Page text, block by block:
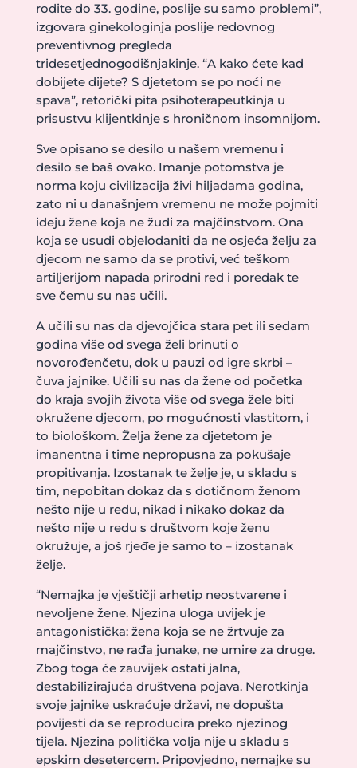
rodite do 33. godine, poslije su samo problemi”,
izgovara ginekologinja poslije redovnog
preventivnog pregleda
tridesetjednogodišnjakinje. “A kako ćete kad
dobijete dijete? S djetetom se po noći ne
spava”, retorički pita psihoterapeutkinja u
prisustvu klijentkinje s hroničnom insomnijom.
Sve opisano se desilo u našem vremenu i
desilo se baš ovako. Imanje potomstva je
norma koju civilizacija živi hiljadama godina,
zato ni u današnjem vremenu ne može pojmiti
ideju žene koja ne žudi za majčinstvom. Ona
koja se usudi objelodaniti da ne osjeća želju za
djecom ne samo da se protivi, već teškom
artiljerijom napada prirodni red i poredak te
sve čemu su nas učili.
A učili su nas da djevojčica stara pet ili sedam
godina više od svega želi brinuti o
novorođenčetu, dok u pauzi od igre skrbi –
čuva jajnike. Učili su nas da žene od početka
do kraja svojih života više od svega žele biti
okružene djecom, po mogućnosti vlastitom, i
to biološkom. Želja žene za djetetom je
imanentna i time nepropusna za pokušaje
propitivanja. Izostanak te želje je, u skladu s
tim, nepobitan dokaz da s dotičnom ženom
nešto nije u redu, nikad i nikako dokaz da
nešto nije u redu s društvom koje ženu
okružuje, a još rjeđe je samo to – izostanak
želje.
“Nemajka je vještičji arhetip neostvarene i
nevoljene žene. Njezina uloga uvijek je
antagonistička: žena koja se ne žrtvuje za
majčinstvo, ne rađa junake, ne umire za druge.
Zbog toga će zauvijek ostati jalna,
destabilizirajuća društvena pojava. Nerotkinja
svoje jajnike uskraćuje državi, ne dopušta
povijesti da se reproducira preko njezinog
tijela. Njezina politička volja nije u skladu s
epskim desetercem. Pripovjedno, nemajke su